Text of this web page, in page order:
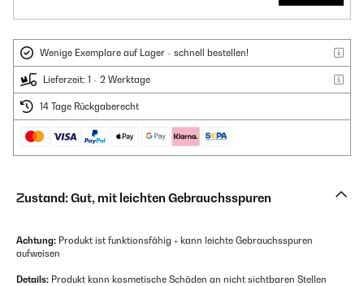
Wenige Exemplare auf Lager - schnell bestellen!
Lieferzeit: 1 - 2 Werktage
14 Tage Rückgaberecht
Zustand: Gut, mit leichten Gebrauchsspuren
Achtung: Produkt ist funktionsfähig + kann leichte Gebrauchsspuren
aufweisen
Details: Produkt kann kosmetische Schäden an nicht sichtbaren Stellen